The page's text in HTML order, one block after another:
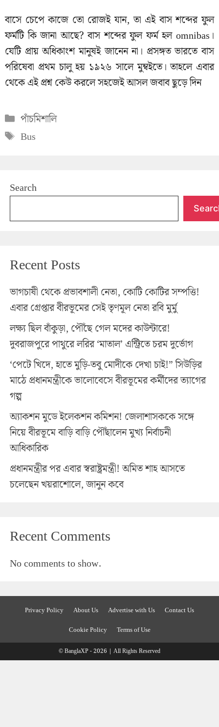
বাসে চেপে কাজে তো রোজই যান, তা এই বাস শব্দের ফুল
ফর্মটি কি জানা আছে? বাস শব্দের ফুল ফর্ম হল omnibas।
যেটি প্রায় অধিকাংশ মানুষই জানেন না। প্রসঙ্গত ভারতে বাস
পরিষেবা প্রথম চালু হয় ১৯২৬ সালে মুম্বইতে। তাহলে এবার
থেকে এই প্রশ্ন কেউ করলে সহজেই আসল জবাব ছুড়ে দিন
Categories
পাঁচমিশালি
Tags
Bus
Search
Recent Posts
ভাগচাষী থেকে প্রভাবশালী নেতা, কোটি কোটির সম্পত্তি!
এবার গ্রেপ্তার বীরভূমের সেই তৃণমূল নেতা রবি মুর্মু
লক্ষ্য ছিল বাঁকুড়া, পৌঁছে গেল মদের কাউন্টারে!
দুবরাজপুরে পাথুরে লরির ‘মাতাল’ এন্ট্রিতে চরম দুর্ভোগ
‘পেটে খিদে, হাতে মুড়ি-তবু মোদীকে দেখা চাই!” সিউড়ির
মাঠে প্রধানমন্ত্রীকে ভালোবেসে বীরভূমের কর্মীদের ত্যাগের
গল্প
অ্যাকশন মুডে ইলেকশন কমিশন! জেলাশাসককে সঙ্গে
নিয়ে বীরভূমে বাড়ি বাড়ি পৌঁছালেন মুখ্য নির্বাচনী
আধিকারিক
প্রধানমন্ত্রীর পর এবার স্বরাষ্ট্রমন্ত্রী! অমিত শাহ আসতে
চলেছেন খয়রাশোলে, জানুন কবে
Recent Comments
No comments to show.
Privacy Policy About Us Advertise with Us
Contact Us
Cookie Policy
Terms of Use
© BanglaXP - 2026 | All Rights Reserved